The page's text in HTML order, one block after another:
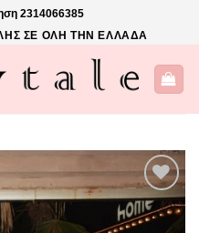
2314066385
ΣΕ ΟΛΗ ΤΗΝ ΕΛΛΑΔΑ